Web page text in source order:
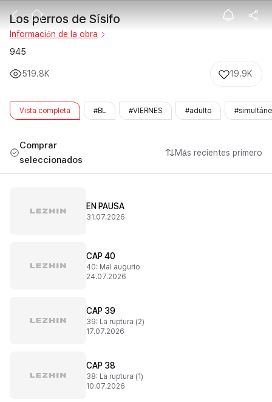
Los perros de
Los perros de Sísifo
Información de la obra
945
519.8K 19.9K
Vista completa #BL #VIERNES #adulto
Comprar
seleccionados
Más recientes primero
EN PAUSA
31.07.2026
CAP 40
40: Mal augurio
24.07.2026
CAP 39
39: La ruptura (2)
17.07.2026
CAP 38
38: La ruptura (1)
10.07.2026